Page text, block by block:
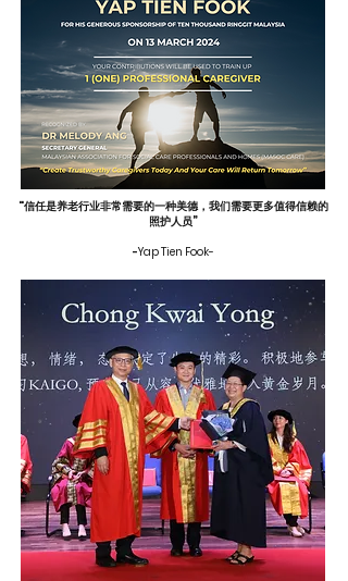
"信任是养老行业非常需要的一种美德，我们需要更多值得信赖的
照护人员”
-Yap Tien Fook-